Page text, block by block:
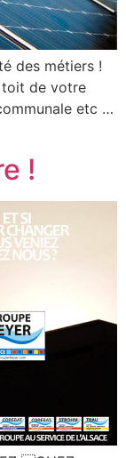
des métiers !
toit de votre
etc …
!